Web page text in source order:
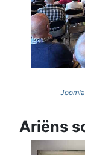
Ariëns